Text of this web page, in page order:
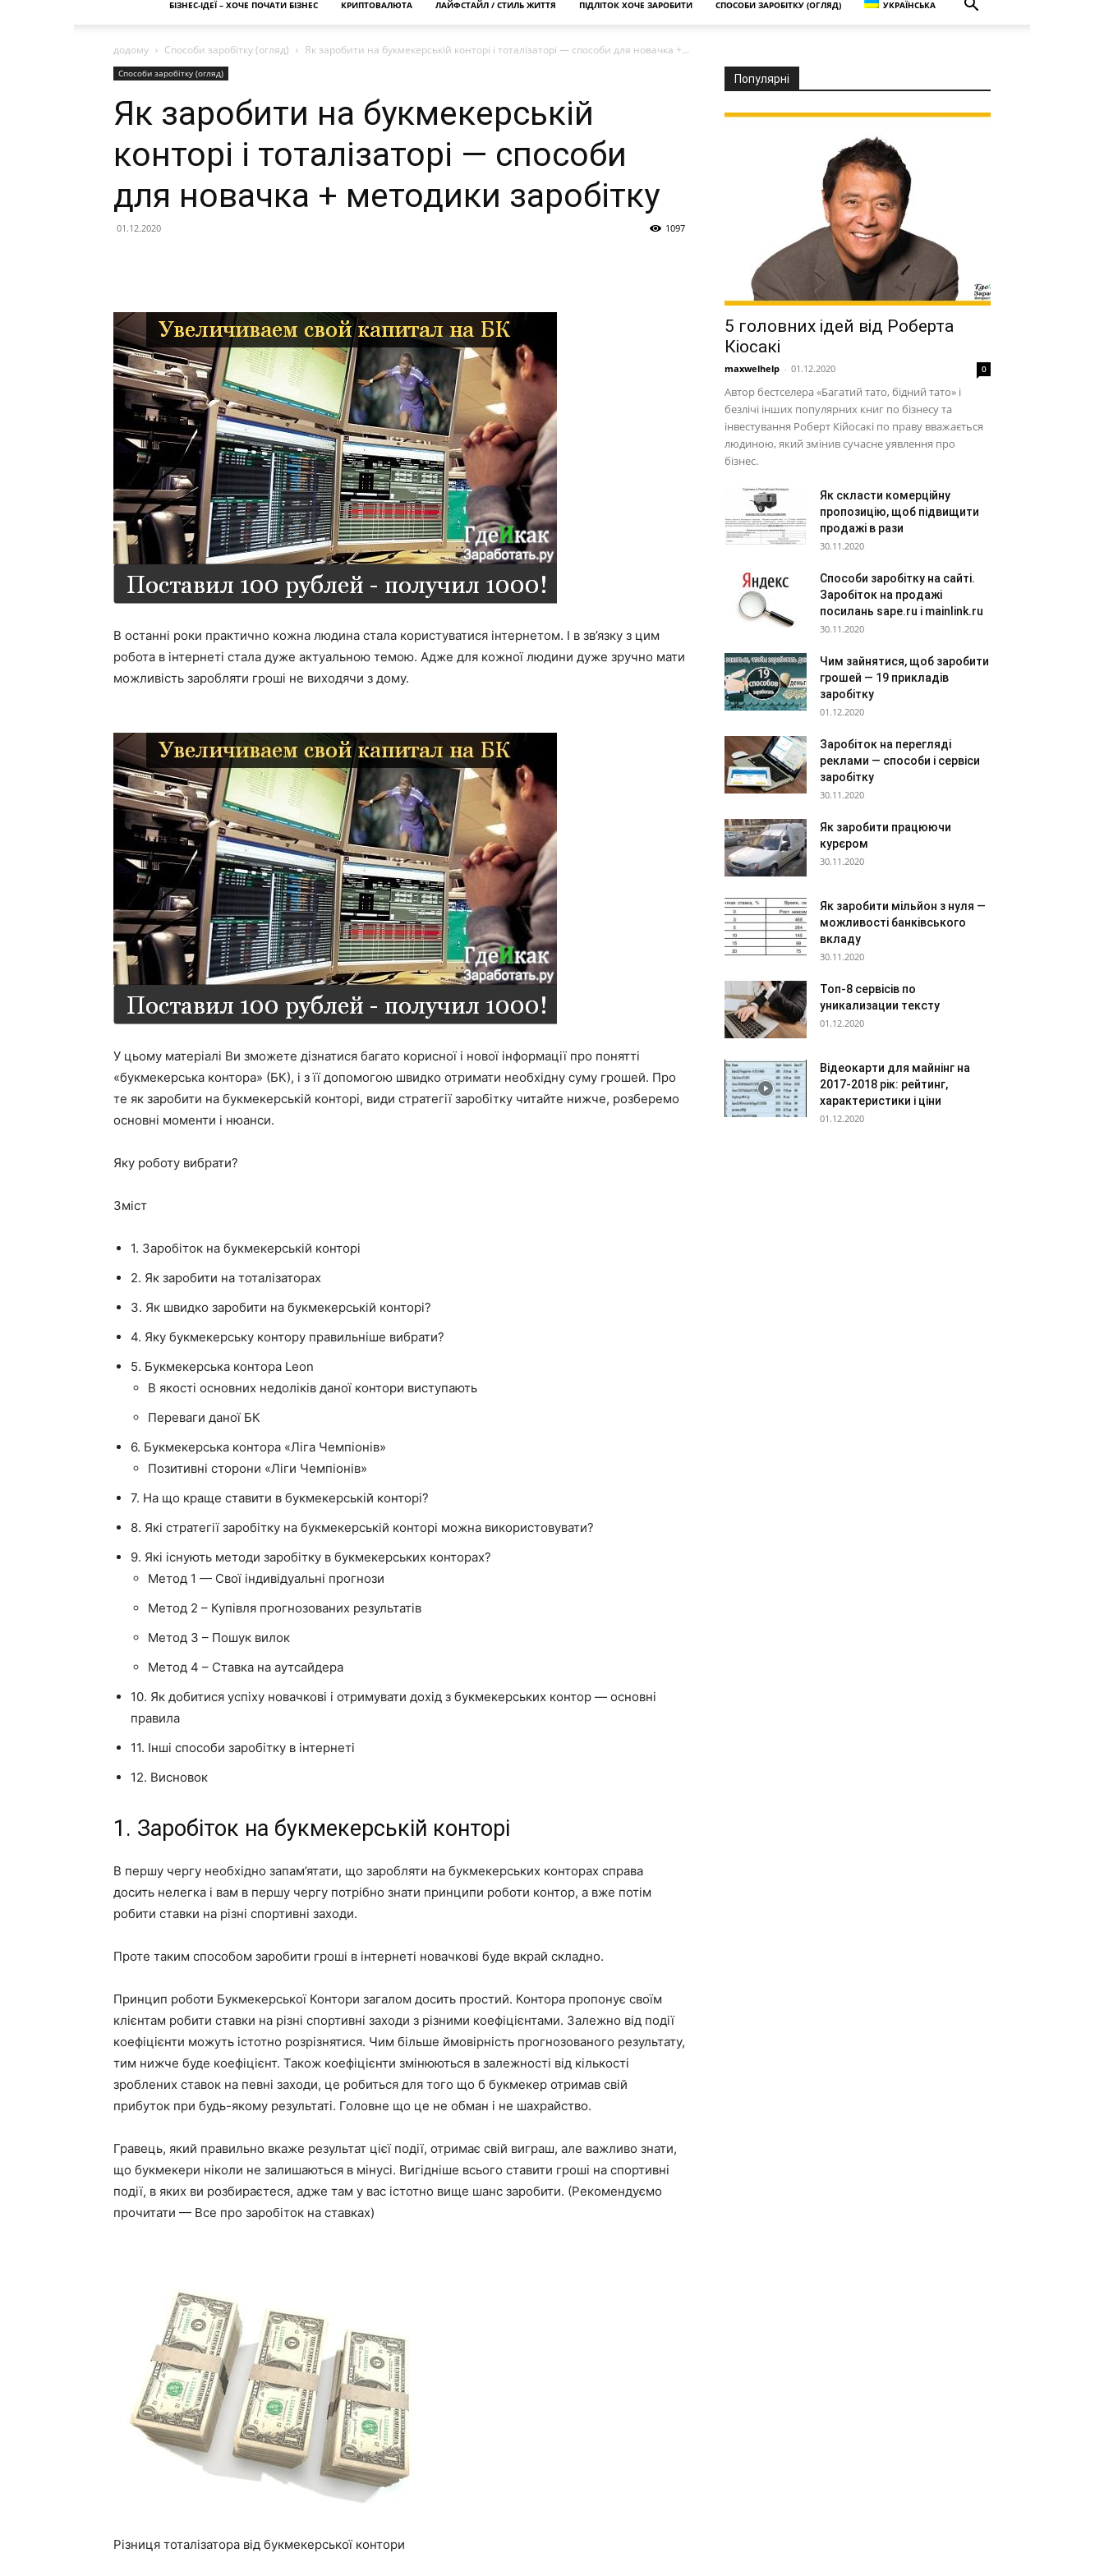
БІЗНЕС-ІДЕЇ – ХОЧЕ ПОЧАТИ БІЗНЕС КРИПТОВАЛЮТА ЛАЙФСТАЙЛ / СТИЛЬ ЖИТТЯ ПІДЛІТОК ХОЧЕ ЗАРОБИТИ СПОСОБИ ЗАРОБІТКУ (ОГЛЯД) УКРАЇНСЬКА
додому Способи заробітку (огляд) Як заробити на букмекерській конторі і тоталізаторі — способи для новачка +...
Способи заробітку (огляд)
Як заробити на букмекерській
конторі і тоталізаторі — способи
для новачка + методики заробітку
01.12.2020 1097
В останні роки практично кожна людина стала користуватися інтернетом. І в зв’язку з цим
робота в інтернеті стала дуже актуальною темою. Адже для кожної людини дуже зручно мати
можливість заробляти гроші не виходячи з дому.
У цьому матеріалі Ви зможете дізнатися багато корисної і нової інформації про понятті
«букмекерська контора» (БК), і з її допомогою швидко отримати необхідну суму грошей. Про
те як заробити на букмекерській конторі, види стратегії заробітку читайте нижче, розберемо
основні моменти і нюанси.
Яку роботу вибрати?
Зміст
1. Заробіток на букмекерській конторі
2. Як заробити на тоталізаторах
3. Як швидко заробити на букмекерській конторі?
4. Яку букмекерську контору правильніше вибрати?
5. Букмекерська контора Leon
В якості основних недоліків даної контори виступають
Переваги даної БК
6. Букмекерська контора «Ліга Чемпіонів»
Позитивні сторони «Ліги Чемпіонів»
7. На що краще ставити в букмекерській конторі?
8. Які стратегії заробітку на букмекерській конторі можна використовувати?
9. Які існують методи заробітку в букмекерських конторах?
Метод 1 — Свої індивідуальні прогнози
Метод 2 – Купівля прогнозованих результатів
Метод 3 – Пошук вилок
Метод 4 – Ставка на аутсайдера
10. Як добитися успіху новачкові і отримувати дохід з букмекерських контор — основні
правила
11. Інші способи заробітку в інтернеті
12. Висновок
1. Заробіток на букмекерській конторі
В першу чергу необхідно запам’ятати, що заробляти на букмекерських конторах справа
досить нелегка і вам в першу чергу потрібно знати принципи роботи контор, а вже потім
робити ставки на різні спортивні заходи.
Проте таким способом заробити гроші в інтернеті новачкові буде вкрай складно.
Принцип роботи Букмекерської Контори загалом досить простий. Контора пропонує своїм
клієнтам робити ставки на різні спортивні заходи з різними коефіцієнтами. Залежно від події
коефіцієнти можуть істотно розрізнятися. Чим більше ймовірність прогнозованого результату,
тим нижче буде коефіцієнт. Також коефіцієнти змінюються в залежності від кількості
зроблених ставок на певні заходи, це робиться для того що б букмекер отримав свій
прибуток при будь-якому результаті. Головне що це не обман і не шахрайство.
Гравець, який правильно вкаже результат цієї події, отримає свій виграш, але важливо знати,
що букмекери ніколи не залишаються в мінусі. Вигідніше всього ставити гроші на спортивні
події, в яких ви розбираєтеся, адже там у вас істотно вище шанс заробити. (Рекомендуємо
прочитати — Все про заробіток на ставках)
Різниця тоталізатора від букмекерської контори
Популярні
5 головних ідей від Роберта
Кіосакі
maxwelhelp - 01.12.2020 0
Автор бестселера «Багатий тато, бідний тато» і
безлічі інших популярних книг по бізнесу та
інвестування Роберт Кійосакі по праву вважається
людиною, який змінив сучасне уявлення про
бізнес.
Як скласти комерційну
пропозицію, щоб підвищити
продажі в рази
30.11.2020
Способи заробітку на сайті.
Заробіток на продажі
посилань sape.ru і mainlink.ru
30.11.2020
Чим зайнятися, щоб заробити
грошей — 19 прикладів
заробітку
01.12.2020
Заробіток на перегляді
реклами — способи і сервіси
заробітку
30.11.2020
Як заробити працюючи
курєром
30.11.2020
Як заробити мільйон з нуля —
можливості банківського
вкладу
30.11.2020
Топ-8 сервісів по
уникализации тексту
01.12.2020
Відеокарти для майнінг на
2017-2018 рік: рейтинг,
характеристики і ціни
01.12.2020